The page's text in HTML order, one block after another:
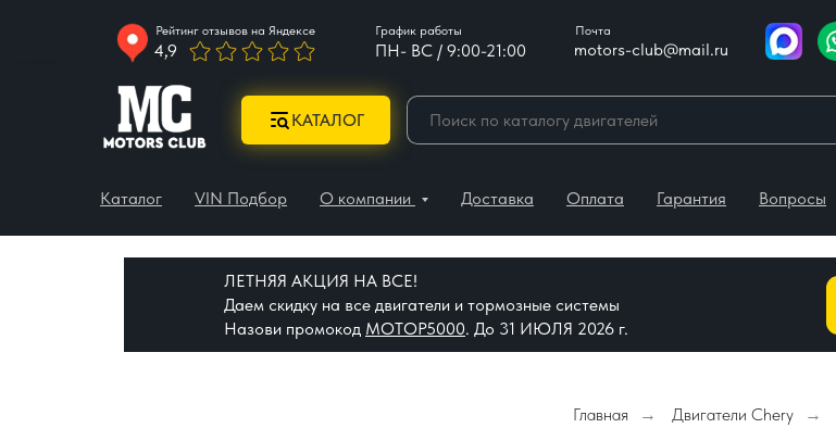
ПН- ВС / 9:00-21:00
Почта
Рейтинг отзывов на Яндексе График работы
motors-club@mail.ru
4,9
КАТАЛОГ
Каталог VIN Подбор О компании Доставка Оплата Гарантия Вопросы
ЛЕТНЯЯ АКЦИЯ НА ВСЕ!
Даем скидку на все двигатели и тормозные системы
Назови промокод МОТОР5000. До 31 ИЮЛЯ 2026 г.
Главная → Двигатели Chery →